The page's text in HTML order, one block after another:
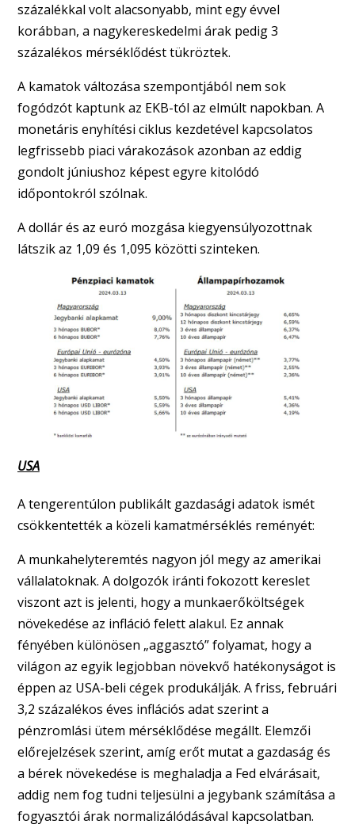
százalékkal volt alacsonyabb, mint egy évvel
korábban, a nagykereskedelmi árak pedig 3
százalékos mérséklődést tükröztek.
A kamatok változása szempontjából nem sok
fogódzót kaptunk az EKB-tól az elmúlt napokban. A
monetáris enyhítési ciklus kezdetével kapcsolatos
legfrissebb piaci várakozások azonban az eddig
gondolt júniushoz képest egyre kitolódó
időpontokról szólnak.
A dollár és az euró mozgása kiegyensúlyozottnak
látszik az 1,09 és 1,095 közötti szinteken.
USA
A tengerentúlon publikált gazdasági adatok ismét
csökkentették a közeli kamatmérséklés reményét:
A munkahelyteremtés nagyon jól megy az amerikai
vállalatoknak. A dolgozók iránti fokozott kereslet
viszont azt is jelenti, hogy a munkaerőköltségek
növekedése az infláció felett alakul. Ez annak
fényében különösen „aggasztó” folyamat, hogy a
világon az egyik legjobban növekvő hatékonyságot is
éppen az USA-beli cégek produkálják. A friss, februári
3,2 százalékos éves inflációs adat szerint a
pénzromlási ütem mérséklődése megállt. Elemzői
előrejelzések szerint, amíg erőt mutat a gazdaság és
a bérek növekedése is meghaladja a Fed elvárásait,
addig nem fog tudni teljesülni a jegybank számítása a
fogyasztói árak normalizálódásával kapcsolatban.